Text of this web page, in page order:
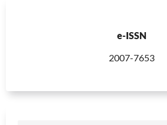
e-ISSN
2007-7653